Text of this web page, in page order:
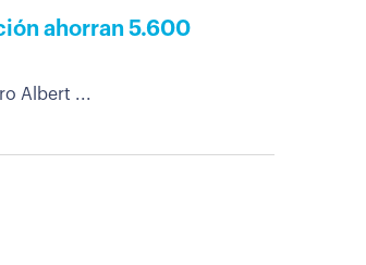
ahorran 5.600
Albert ...